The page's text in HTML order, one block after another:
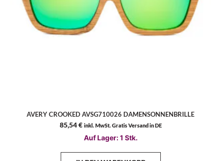
AVERY CROOKED AVSG710026 DAMENSONNENBRILLE
85,54€ inkl. MwSt. Gratis Versand in DE
Auf Lager: 1 Stk.